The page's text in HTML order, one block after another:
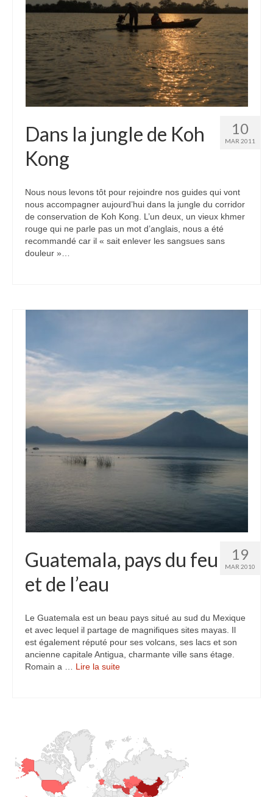
10
MAR 2011
Dans la jungle de Koh
Kong
Nous nous levons tôt pour rejoindre nos guides qui vont
nous accompagner aujourd’hui dans la jungle du corridor
de conservation de Koh Kong. L’un deux, un vieux khmer
rouge qui ne parle pas un mot d’anglais, nous a été
recommandé car il « sait enlever les sangsues sans
douleur »…
19
MAR 2010
Guatemala, pays du feu
et de l’eau
Le Guatemala est un beau pays situé au sud du Mexique
et avec lequel il partage de magnifiques sites mayas. Il
est également réputé pour ses volcans, ses lacs et son
ancienne capitale Antigua, charmante ville sans étage.
Romain a … Lire la suite­­